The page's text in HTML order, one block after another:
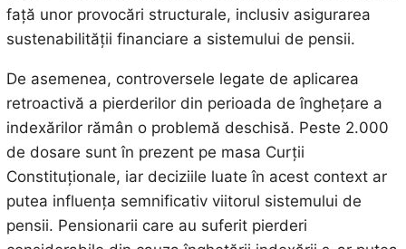
față unor provocări structurale, inclusiv asigurarea
sustenabilității financiare a sistemului de pensii.
De asemenea, controversele legate de aplicarea
retroactivă a pierderilor din perioada de înghețare a
indexărilor rămân o problemă deschisă. Peste 2.000
de dosare sunt în prezent pe masa Curții
Constituționale, iar deciziile luate în acest context ar
putea influența semnificativ viitorul sistemului de
pensii. Pensionarii care au suferit pierderi